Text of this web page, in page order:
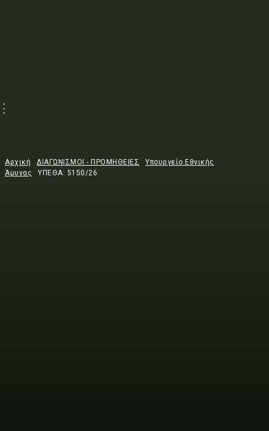
Αρχική ΔΙΑΓΩΝΙΣΜΟΙ - ΠΡΟΜΗΘΕΙΕΣ
Υπουργείο Εθνικής
Άμυνας
ΥΠΕΘΑ: 5150/26